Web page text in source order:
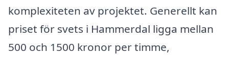
komplexiteten av projektet. Generellt kan
priset för svets i Hammerdal ligga mellan
500 och 1500 kronor per timme,